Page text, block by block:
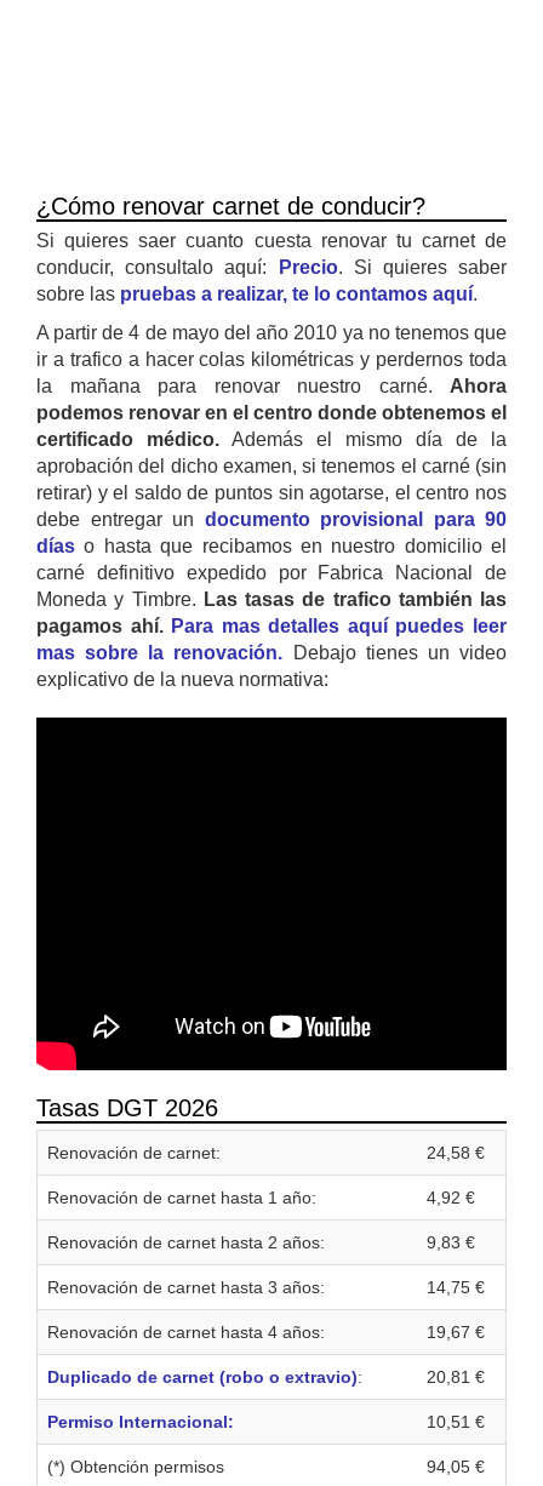
¿Cómo renovar carnet de conducir?
Si quieres saer cuanto cuesta renovar tu carnet de
conducir, consultalo aquí:
Precio. Si quieres saber
sobre las pruebas a realizar, te lo contamos aquí.
A partir de 4 de mayo del año 2010 ya no tenemos que
ir a trafico a hacer colas kilométricas y perdernos toda
la mañana para renovar nuestro carné. Ahora
podemos renovar en el centro donde obtenemos el
certificado médico. Además el mismo día de la
aprobación del dicho examen, si tenemos el carné (sin
retirar) y el saldo de puntos sin agotarse, el centro nos
debe entregar un documento provisional para 90
días o hasta que recibamos en nuestro domicilio el
carné definitivo expedido por Fabrica Nacional de
Moneda y Timbre. Las tasas de trafico también las
pagamos ahí. Para mas detalles aquí puedes leer
mas sobre la renovación. Debajo tienes un video
explicativo de la nueva normativa:
Tasas DGT 2026
Renovación de carnet: 24,58 €
Renovación de carnet hasta 1 año: 4,92 €
Renovación de carnet hasta 2 años: 9,83 €
Renovación de carnet hasta 3 años: 14,75 €
Renovación de carnet hasta 4 años: 19,67 €
Duplicado de carnet (robo o extravio): 20,81 €
Permiso Internacional: 10,51 €
(*) Obtención permisos 94,05 €